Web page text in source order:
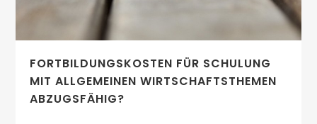
FORTBILDUNGSKOSTEN FÜR SCHULUNG
MIT ALLGEMEINEN WIRTSCHAFTSTHEMEN
ABZUGSFÄHIG?